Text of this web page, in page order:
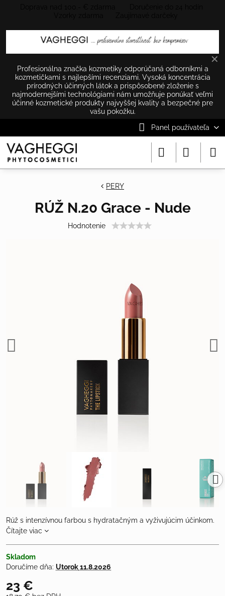
✕
Profesionálna značka kozmetiky odporúčaná odborníkmi a
kozmetičkami s najlepšími recenziami. Vysoká koncentrácia
prírodných účinných látok a prispôsobené zloženie s
najmodernejšími technológiami nám umožňuje ponúkať veľmi
účinné kozmetické produkty najvyššej kvality a bezpečné pre
vašu pokožku.
Panel používateľa
PERY
RÚŽ N.20 Grace - Nude
Hodnotenie
Rúž s intenzívnou farbou s hydratačným a vyživujúcim účinkom.
Čítajte viac
Skladom
Doručíme dňa: Utorok11.8.2026
23 €